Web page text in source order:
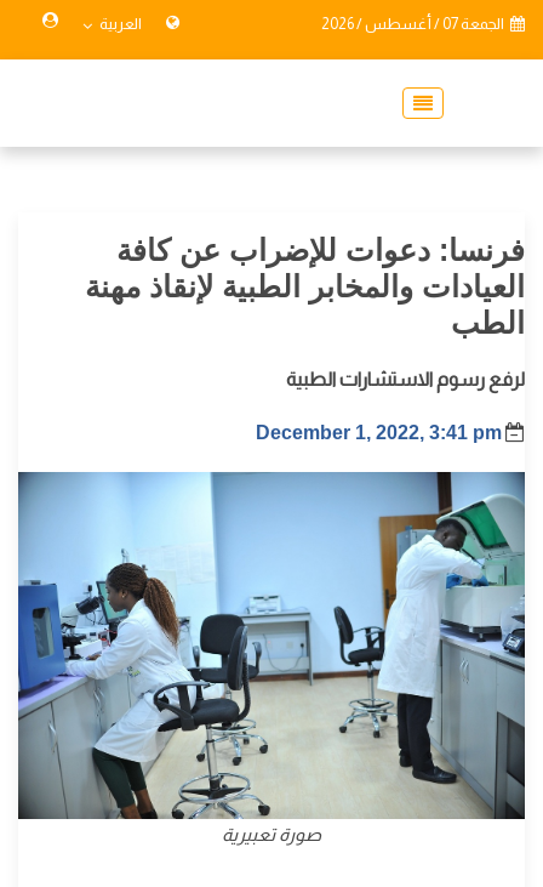
الجمعة 07 / أغسطس / 2026 العربية
فرنسا: دعوات للإضراب عن كافة
العيادات والمخابر الطبية لإنقاذ مهنة
الطب
لرفع رسوم الاستشارات الطبية
December 1, 2022, 3:41 pm
صورة تعبيرية